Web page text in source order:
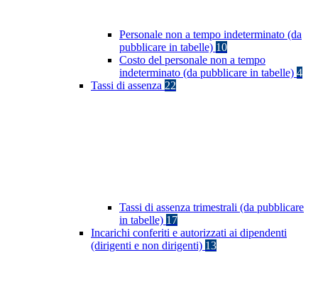
Personale non a tempo indeterminato (da
pubblicare in tabelle) 10
Costo del personale non a tempo
indeterminato (da pubblicare in tabelle) 4
Tassi di assenza 22
Tassi di assenza trimestrali (da pubblicare
in tabelle) 17
Incarichi conferiti e autorizzati ai dipendenti
(dirigenti e non dirigenti) 13